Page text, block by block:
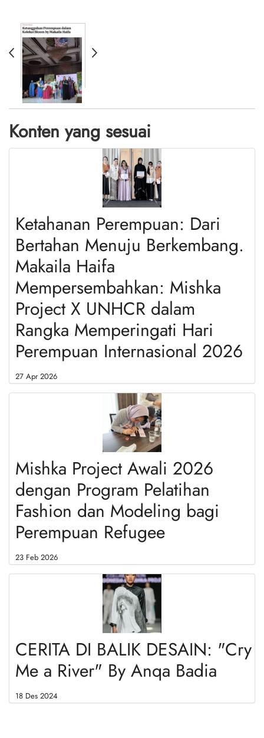
Konten yang sesuai
Ketahanan Perempuan: Dari
Bertahan Menuju Berkembang.
Makaila Haifa
Mempersembahkan: Mishka
Project X UNHCR dalam
Rangka Memperingati Hari
Perempuan Internasional 2026
27 Apr 2026
Mishka Project Awali 2026
dengan Program Pelatihan
Fashion dan Modeling bagi
Perempuan Refugee
23 Feb 2026
CERITA DI BALIK DESAIN: "Cry
Me a River" By Anqa Badia
18 Des 2024